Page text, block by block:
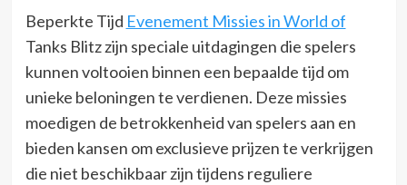
Beperkte Tijd Evenement Missies in World of
Tanks Blitz zijn speciale uitdagingen die spelers
kunnen voltooien binnen een bepaalde tijd om
unieke beloningen te verdienen. Deze missies
moedigen de betrokkenheid van spelers aan en
bieden kansen om exclusieve prijzen te verkrijgen
die niet beschikbaar zijn tijdens reguliere